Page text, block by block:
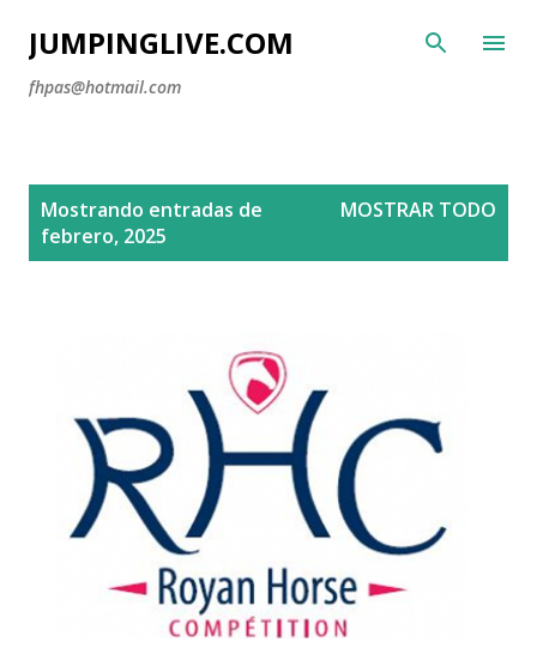
Ir al contenido principal
JUMPINGLIVE.COM
fhpas@hotmail.com
Mostrando entradas de
febrero, 2025
MOSTRAR TODO